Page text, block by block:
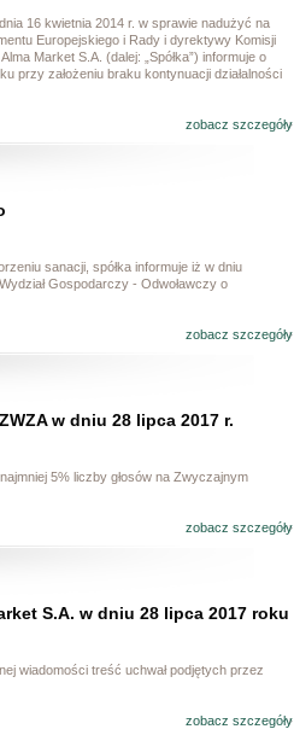
16 kwietnia 2014 r. w sprawie nadużyć na
Europejskiego i Rady i dyrektywy Komisji
Market S.A. (dalej: „Spółka”) informuje o
przy założeniu braku kontynuacji działalności
zobacz szczegóły
sanacji, spółka informuje iż w dniu
Gospodarczy - Odwoławczy o
zobacz szczegóły
w dniu 28 lipca 2017 r.
5% liczby głosów na Zwyczajnym
zobacz szczegóły
S.A. w dniu 28 lipca 2017 roku
wiadomości treść uchwał podjętych przez
zobacz szczegóły